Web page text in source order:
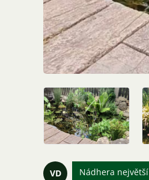
VD Nádhera největší